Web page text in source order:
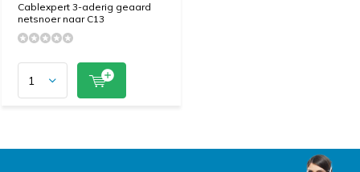
Cablexpert 3-aderig geaard
netsnoer naar C13